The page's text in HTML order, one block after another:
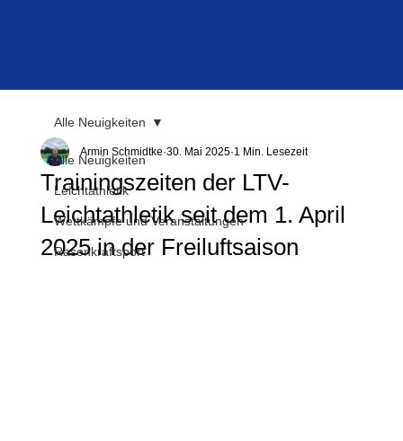
Alle Neuigkeiten
Leichtathletik
Wettkämpfe und Veranstaltungen
Rasenkraftsport
Alle Neuigkeiten
Trainingszeiten der LTV-
Leichtathletik seit dem 1. April
2025 in der Freiluftsaison
Armin Schmidtke 30. Mai 2025 1 Min. Lesezeit